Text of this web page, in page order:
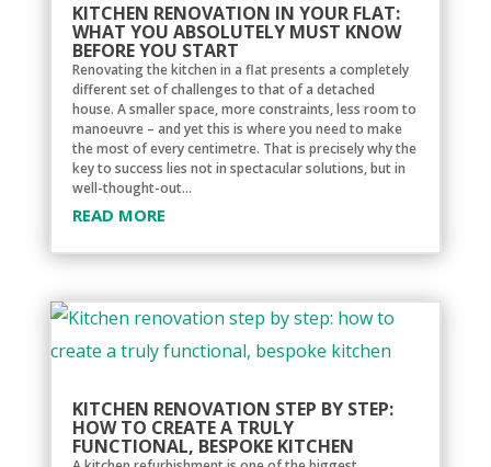
KITCHEN RENOVATION IN YOUR FLAT:
WHAT YOU ABSOLUTELY MUST KNOW
BEFORE YOU START
Renovating the kitchen in a flat presents a completely
different set of challenges to that of a detached
house. A smaller space, more constraints, less room to
manoeuvre – and yet this is where you need to make
the most of every centimetre. That is precisely why the
key to success lies not in spectacular solutions, but in
well-thought-out...
READ MORE
KITCHEN RENOVATION STEP BY STEP:
HOW TO CREATE A TRULY
FUNCTIONAL, BESPOKE KITCHEN